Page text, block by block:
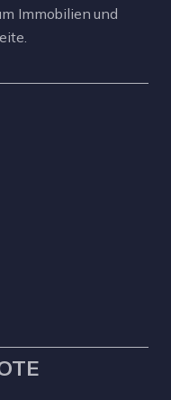
Immobilien und